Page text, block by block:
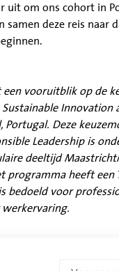
uit om ons cohort in
samen deze reis naar
vooruitblik op de
Sustainable Innovation
Portugal. Deze
Leadership is
deeltijd
programma heeft een
bedoeld voor